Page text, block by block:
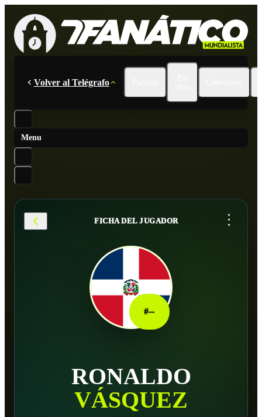
Volver al Telégrafo
Menu
FICHA DEL JUGADOR ...
#--
RONALDO
VÁSQUEZ